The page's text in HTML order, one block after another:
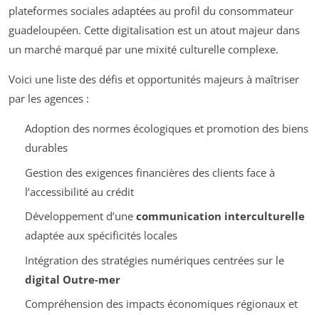
plateformes sociales adaptées au profil du consommateur
guadeloupéen. Cette digitalisation est un atout majeur dans
un marché marqué par une mixité culturelle complexe.
Voici une liste des défis et opportunités majeurs à maîtriser
par les agences :
Adoption des normes écologiques et promotion des biens
durables
Gestion des exigences financières des clients face à
l’accessibilité au crédit
Développement d’une communication interculturelle
adaptée aux spécificités locales
Intégration des stratégies numériques centrées sur le
digital Outre-mer
Compréhension des impacts économiques régionaux et